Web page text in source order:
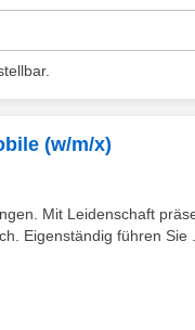
(w/m/x)
Mit Leidenschaft
Eigenständig führen Sie ...